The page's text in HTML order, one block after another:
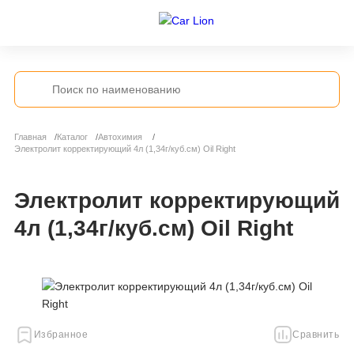
Главная Каталог
Автохимия
Электролит корректирующий 4л (1,34г/куб.см) Oil Right
Электролит корректирующий
4л (1,34г/куб.см) Oil Right
Избранное Сравнить